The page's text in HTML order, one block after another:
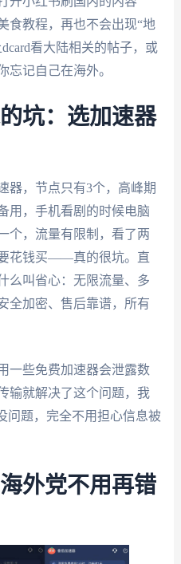
食教程，再也不会出现“地
看大陆相关的帖子，或
忘记自己在海外。
坑：选加速器
器，节点只有3个，高峰期
用，手机看剧的时候电脑
个，流量有限制，看了两
花钱买——真的很坑。直
么叫省心：无限流量、多
全加密、售后靠谱，所有
一些免费加速器会泄露数
输就解决了这个问题，我
问题，完全不用担心信息被
外党不用再错